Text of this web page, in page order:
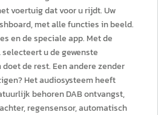
voertuig dat voor u rijdt. Uw
met alle functies in beeld.
en de speciale app. Met de
u de gewenste
de rest. Een andere zender
Het audiosysteem heeft
behoren DAB ontvangst,
regensensor, automatisch